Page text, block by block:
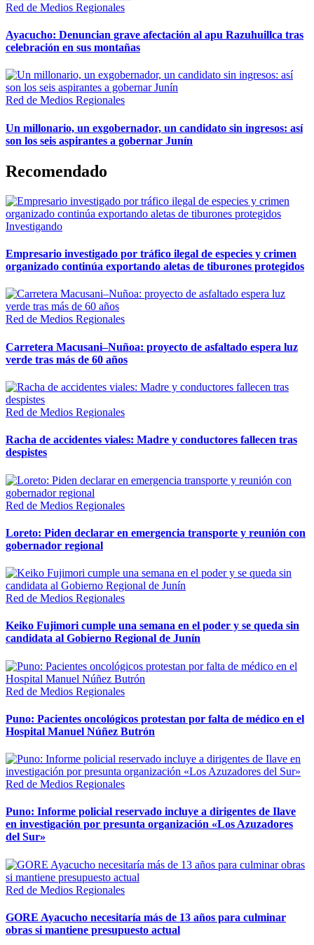
Red de Medios Regionales
Ayacucho: Denuncian grave afectación al apu Razuhuillca tras
celebración en sus montañas
Red de Medios Regionales
Un millonario, un exgobernador, un candidato sin ingresos: así
son los seis aspirantes a gobernar Junín
Recomendado
Investigando
Empresario investigado por tráfico ilegal de especies y crimen
organizado continúa exportando aletas de tiburones protegidos
Red de Medios Regionales
Carretera Macusani–Nuñoa: proyecto de asfaltado espera luz
verde tras más de 60 años
Red de Medios Regionales
Racha de accidentes viales: Madre y conductores fallecen tras
despistes
Red de Medios Regionales
Loreto: Piden declarar en emergencia transporte y reunión con
gobernador regional
Red de Medios Regionales
Keiko Fujimori cumple una semana en el poder y se queda sin
candidata al Gobierno Regional de Junín
Red de Medios Regionales
Puno: Pacientes oncológicos protestan por falta de médico en el
Hospital Manuel Núñez Butrón
Red de Medios Regionales
Puno: Informe policial reservado incluye a dirigentes de Ilave
en investigación por presunta organización «Los Azuzadores
del Sur»
Red de Medios Regionales
GORE Ayacucho necesitaría más de 13 años para culminar
obras si mantiene presupuesto actual